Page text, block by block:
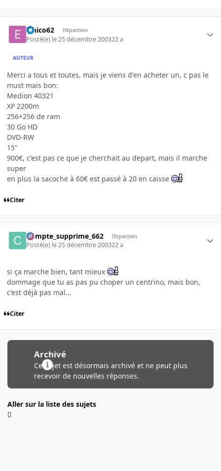
elnico62 INpactien
Posté(e) le 25 décembre 200322 a
AUTEUR
Merci a tous et toutes, mais je viens d'en acheter un, c pas le
must mais bon:
Medion 40321
XP 2200m
256+256 de ram
30 Go HD
DVD-RW
15"
900€, c'est pas ce que je cherchait au depart, mais il marche
super
en plus la sacoche à 60€ est passé à 20 en caisse
Citer
Compte_supprime_662 INpactien
Posté(e) le 25 décembre 200322 a
si ça marche bien, tant mieux
dommage que tu as pas pu choper un centrino, mais bon,
c'est déjà pas mal...
Citer
Archivé
Ce sujet est désormais archivé et ne peut plus
recevoir de nouvelles réponses.
Aller sur la liste des sujets